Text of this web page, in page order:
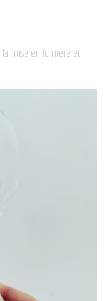
la mise en lumière et